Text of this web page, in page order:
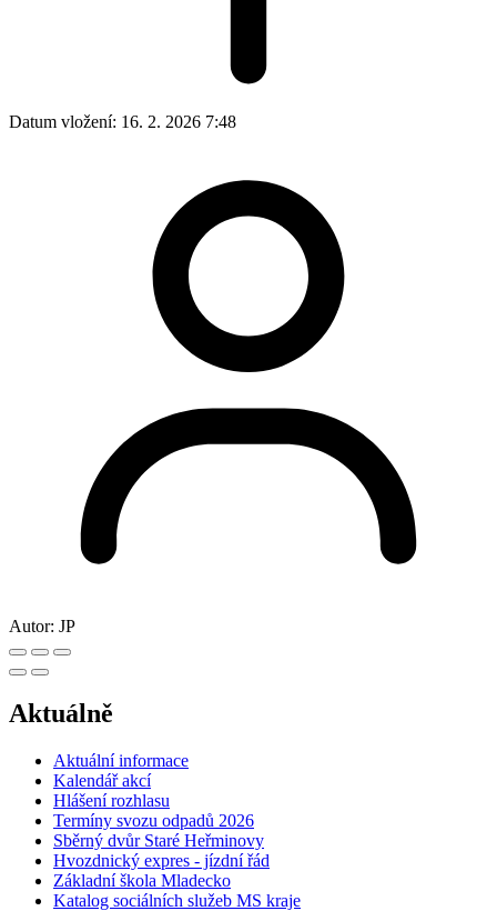
Datum vložení: 16. 2. 2026 7:48
Autor: JP
Aktuálně
Aktuální informace
Kalendář akcí
Hlášení rozhlasu
Termíny svozu odpadů 2026
Sběrný dvůr Staré Heřminovy
Hvozdnický expres - jízdní řád
Základní škola Mladecko
Katalog sociálních služeb MS kraje